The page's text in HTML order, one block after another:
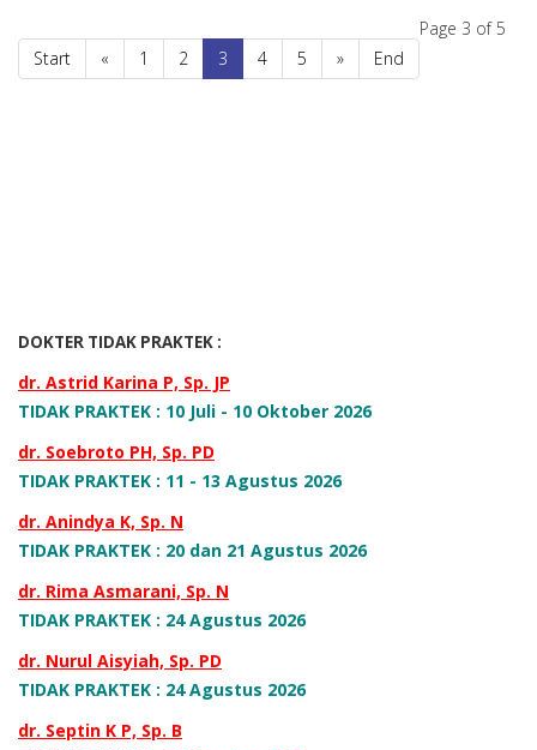
Page 3 of 5
Start
« 1 2 3 4 5 » End
DOKTER TIDAK PRAKTEK :
dr. Astrid Karina P, Sp. JP
TIDAK PRAKTEK : 10 Juli - 10 Oktober 2026
dr. Soebroto PH, Sp. PD
TIDAK PRAKTEK : 11 - 13 Agustus 2026
dr. Anindya K, Sp. N
TIDAK PRAKTEK : 20 dan 21 Agustus 2026
dr. Rima Asmarani, Sp. N
TIDAK PRAKTEK : 24 Agustus 2026
dr. Nurul Aisyiah, Sp. PD
TIDAK PRAKTEK : 24 Agustus 2026
dr. Septin K P, Sp. B